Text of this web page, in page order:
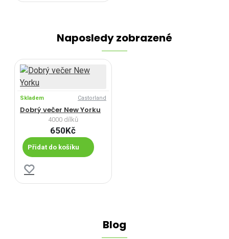
Naposledy zobrazené
Skladem Castorland
Dobrý večer New Yorku
4000 dílků
650Kč
Přidat do košíku
Blog